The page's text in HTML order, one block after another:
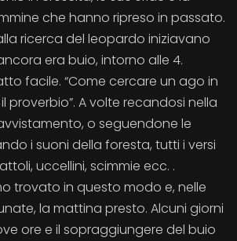
che hanno ripreso in passato.
ricerca del leopardo iniziavano
era buio, intorno alle 4.
facile. “Come cercare un ago in
proverbio”. A volte recandosi nella
o seguendone le
i suoni della foresta, tutti i versi
uccellini, scimmie ecc. .
trovato in questo modo e, nelle
la mattina presto. Alcuni giorni
ore e il sopraggiungere del buio